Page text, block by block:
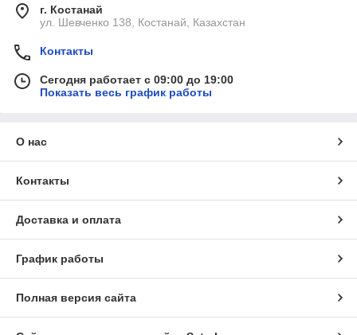
г. Костанай
ул. Шевченко 138, Костанай, Казахстан
Контакты
Сегодня работает с 09:00 до 19:00
Показать весь график работы
О нас
Контакты
Доставка и оплата
График работы
Полная версия сайта